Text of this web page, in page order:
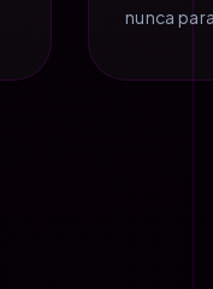
nunca